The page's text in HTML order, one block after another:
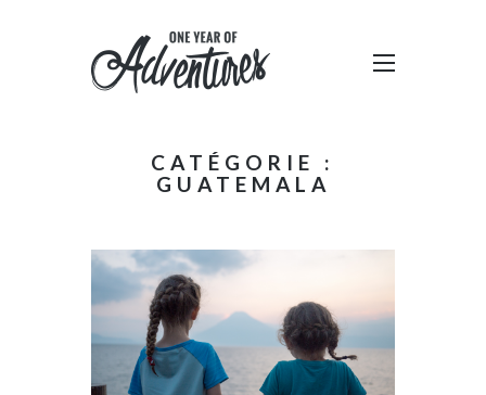
CATÉGORIE :
GUATEMALA